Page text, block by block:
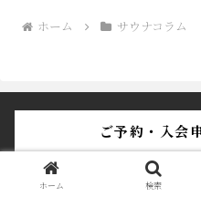
ホーム サウナコラム
ご予約・入会
ホーム 検索